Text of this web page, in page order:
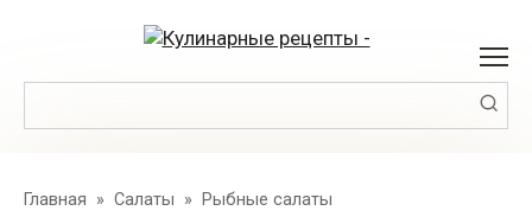
Главная » Салаты » Рыбные салаты